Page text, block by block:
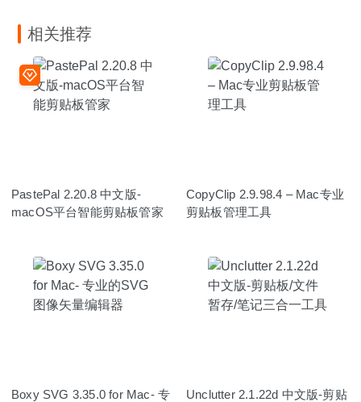
相关推荐
PastePal 2.20.8 中文版-
macOS平台智能剪贴板管家
CopyClip 2.9.98.4 – Mac专业
剪贴板管理工具
Boxy SVG 3.35.0 for Mac- 专
Unclutter 2.1.22d 中文版-剪贴